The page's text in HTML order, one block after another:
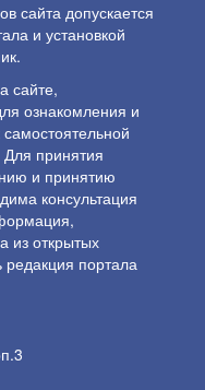
сайта допускается
и установкой
сайте,
ознакомления и
Для принятия
и принятию
консультация
из открытых
редакция портала